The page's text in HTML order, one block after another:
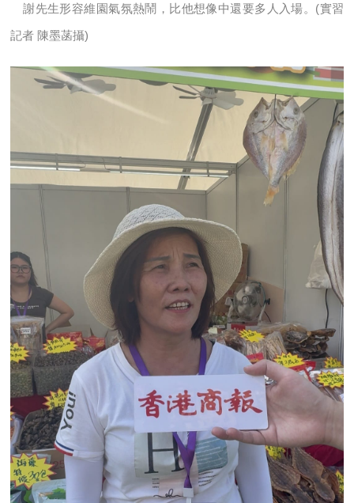
謝先生形容維園氣氛熱鬧，比他想像中還要多人入場。(實習
記者 陳墨菡攝)